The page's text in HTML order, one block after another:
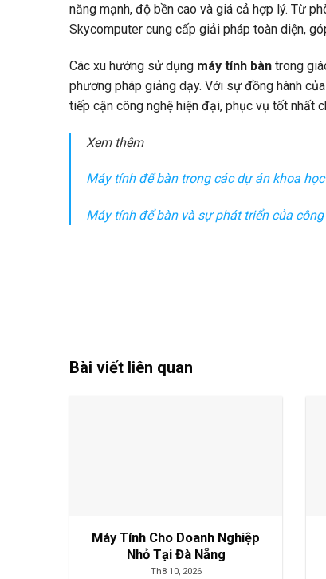
năng mạnh, độ bền cao và giá cả hợp lý. Từ
Skycomputer cung cấp giải pháp toàn diện,
Các xu hướng sử dụng máy tính bàn trong
phương pháp giảng dạy. Với sự đồng hành của
tiếp cận công nghệ hiện đại, phục vụ tốt nhất
Xem thêm
Máy tính để bàn trong các dự án khoa
Máy tính để bàn và sự phát triển của
Bài viết liên quan
Máy Tính Cho Doanh Nghiệp
Nhỏ Tại Đà Nẵng
Th8 10, 2026